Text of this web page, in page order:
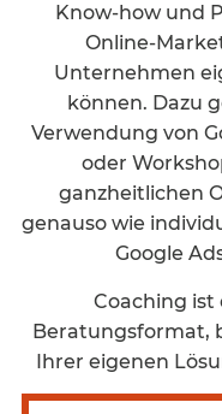
Know-how und
Online-
Unternehmen
können. Dazu
Verwendung von
oder
ganzheitlichen
genauso wie
Google
Coaching
Beratungsformat,
Ihrer eigenen